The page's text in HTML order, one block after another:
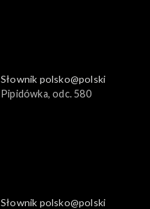
Słownik polsko@polski
Pipidówka, odc. 580
Słownik polsko@polski